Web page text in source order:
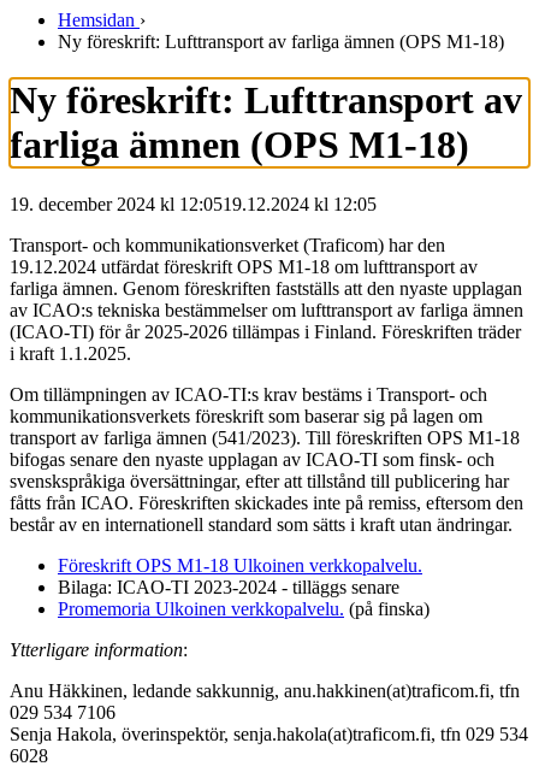
Hemsidan ›
Ny föreskrift: Lufttransport av farliga ämnen (OPS M1-18)
Ny föreskrift: Lufttransport av
farliga ämnen (OPS M1-18)
19. december 2024 kl 12:0519.12.2024 kl 12:05
Transport- och kommunikationsverket (Traficom) har den
19.12.2024 utfärdat föreskrift OPS M1-18 om lufttransport av
farliga ämnen. Genom föreskriften fastställs att den nyaste upplagan
av ICAO:s tekniska bestämmelser om lufttransport av farliga ämnen
(ICAO-TI) för år 2025-2026 tillämpas i Finland. Föreskriften träder
i kraft 1.1.2025.
Om tillämpningen av ICAO-TI:s krav bestäms i Transport- och
kommunikationsverkets föreskrift som baserar sig på lagen om
transport av farliga ämnen (541/2023). Till föreskriften OPS M1-18
bifogas senare den nyaste upplagan av ICAO-TI som finsk- och
svenskspråkiga översättningar, efter att tillstånd till publicering har
fåtts från ICAO. Föreskriften skickades inte på remiss, eftersom den
består av en internationell standard som sätts i kraft utan ändringar.
Föreskrift OPS M1-18 Ulkoinen verkkopalvelu.
Bilaga: ICAO-TI 2023-2024 - tilläggs senare
Promemoria Ulkoinen verkkopalvelu. (på finska)
Ytterligare information:
Anu Häkkinen, ledande sakkunnig, anu.hakkinen(at)traficom.fi, tfn
029 534 7106
Senja Hakola, överinspektör, senja.hakola(at)traficom.fi, tfn 029 534
6028